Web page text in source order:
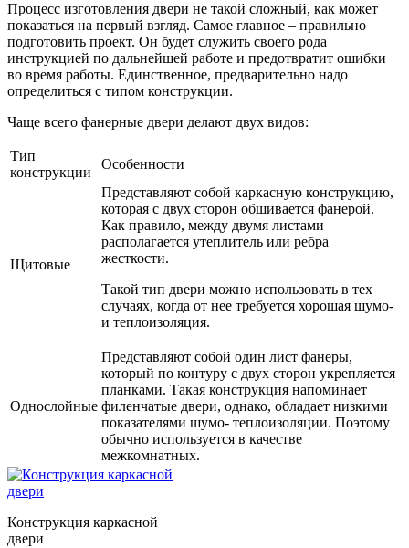
Процесс изготовления двери не такой сложный, как может
показаться на первый взгляд. Самое главное – правильно
подготовить проект. Он будет служить своего рода
инструкцией по дальнейшей работе и предотвратит ошибки
во время работы. Единственное, предварительно надо
определиться с типом конструкции.
Чаще всего фанерные двери делают двух видов:
Тип
конструкции
Особенности
Щитовые
Представляют собой каркасную конструкцию,
которая с двух сторон обшивается фанерой.
Как правило, между двумя листами
располагается утеплитель или ребра
жесткости.
Такой тип двери можно использовать в тех
случаях, когда от нее требуется хорошая шумо-
и теплоизоляция.
Однослойные
Представляют собой один лист фанеры,
который по контуру с двух сторон укрепляется
планками. Такая конструкция напоминает
филенчатые двери, однако, обладает низкими
показателями шумо- теплоизоляции. Поэтому
обычно используется в качестве
межкомнатных.
Конструкция каркасной
двери